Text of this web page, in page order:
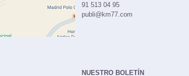
91 513 04 95
publi@km77.com
NUESTRO BOLETÍN